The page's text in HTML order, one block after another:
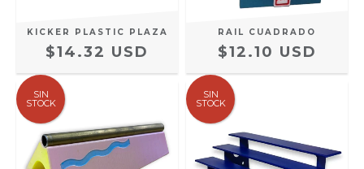
KICKER PLASTIC PLAZA
$14.32 USD
RAIL CUADRADO
$12.10 USD
SIN
STOCK
SIN
STOCK